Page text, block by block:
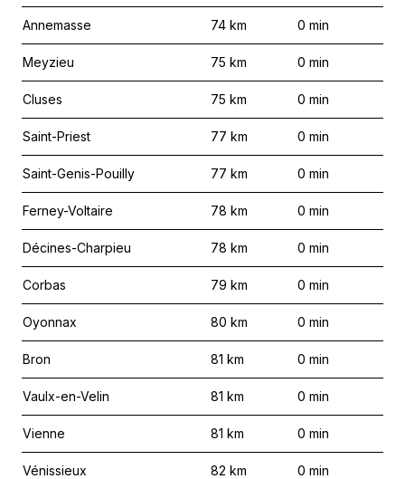
Annemasse 74 km 0 min
Meyzieu 75 km 0 min
Cluses 75 km 0 min
Saint-Priest 77 km 0 min
Saint-Genis-Pouilly 77 km 0 min
Ferney-Voltaire 78 km 0 min
Décines-Charpieu 78 km 0 min
Corbas 79 km 0 min
Oyonnax 80 km 0 min
Bron 81 km 0 min
Vaulx-en-Velin 81 km 0 min
Vienne 81 km 0 min
Vénissieux 82 km 0 min